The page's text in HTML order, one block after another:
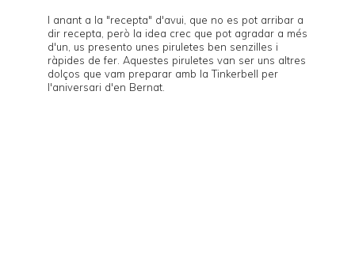
I anant a la "recepta" d'avui, que no es pot arribar a
dir recepta, però la idea crec que pot agradar a més
d'un, us presento unes piruletes ben senzilles i
ràpides de fer. Aquestes piruletes van ser uns altres
dolços que vam preparar amb laTinkerbell per
l'aniversari d'en Bernat